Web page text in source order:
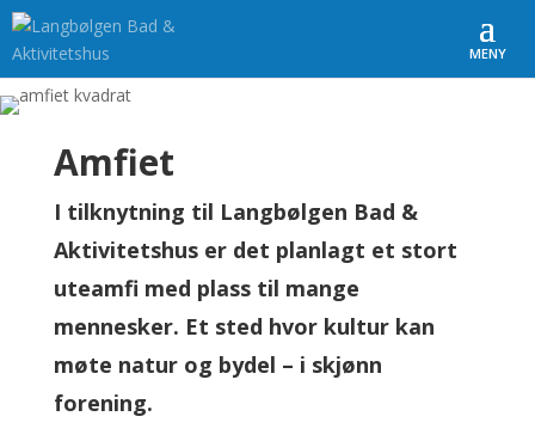
Amfiet
I tilknytning til Langbølgen Bad &
Aktivitetshus er det planlagt et stort
uteamfi med plass til mange
mennesker. Et sted hvor kultur kan
møte natur og bydel – i skjønn
forening.